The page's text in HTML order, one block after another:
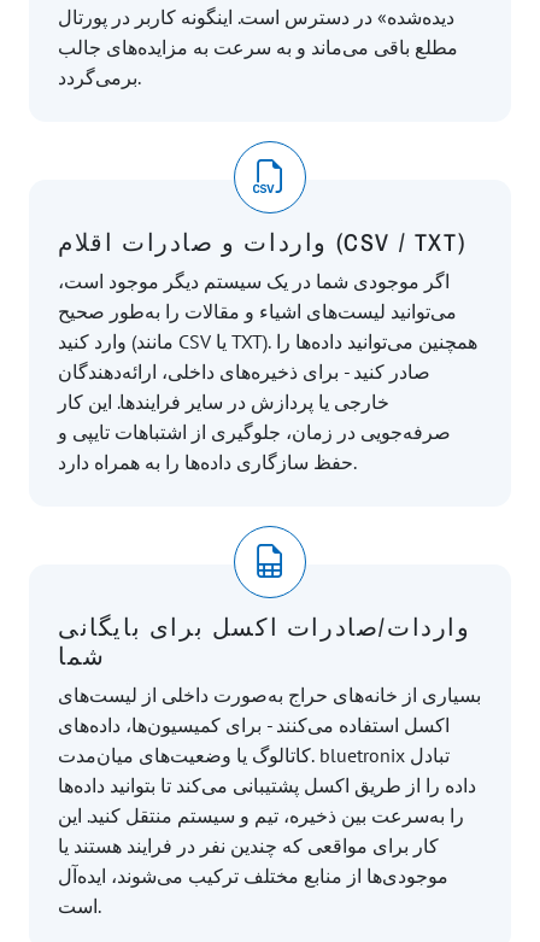
دیده‌شده» در دسترس است. اینگونه کاربر در پورتال
مطلع باقی می‌ماند و به‌ سرعت به مزایده‌های جالب
برمی‌گردد.
واردات و صادرات اقلام (CSV / TXT)
اگر موجودی شما در یک سیستم دیگر موجود است،
می‌توانید لیست‌های اشیاء و مقالات را به‌طور صحیح
وارد کنید (مانند CSV یا TXT). همچنین می‌توانید داده‌ها را
صادر کنید - برای ذخیره‌های داخلی، ارائه‌دهندگان
خارجی یا پردازش در سایر فرایندها. این کار
صرفه‌جویی در زمان، جلوگیری از اشتباهات تایپی و
حفظ سازگاری داده‌ها را به همراه دارد.
واردات/صادرات اکسل برای بایگانی
شما
بسیاری از خانه‌های حراج به‌صورت داخلی از لیست‌های
اکسل استفاده می‌کنند - برای کمیسیون‌ها، داده‌های
کاتالوگ یا وضعیت‌های میان‌مدت. bluetronix تبادل
داده را از طریق اکسل پشتیبانی می‌کند تا بتوانید داده‌ها
را به‌سرعت بین ذخیره، تیم و سیستم منتقل کنید. این
کار برای مواقعی که چندین نفر در فرایند هستند یا
موجودی‌ها از منابع مختلف ترکیب می‌شوند، ایده‌آل
است.